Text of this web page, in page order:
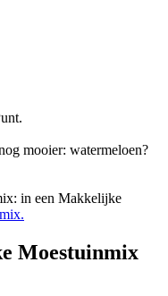
mooier: watermeloen?
in een Makkelijke
Moestuinmix